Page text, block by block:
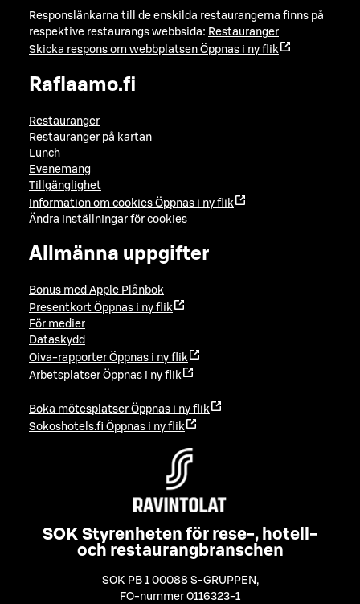
Responslänkarna till de enskilda restaurangerna finns på
respektive restaurangs webbsida: Restauranger
Skicka respons om webbplatsen Öppnas i ny flik
Raflaamo.fi
Restauranger
Restauranger på kartan
Lunch
Evenemang
Tillgänglighet
Information om cookies Öppnas i ny flik
Ändra inställningar för cookies
Allmänna uppgifter
Bonus med Apple Plånbok
Presentkort Öppnas i ny flik
För medier
Dataskydd
Oiva-rapporter Öppnas i ny flik
Arbetsplatser Öppnas i ny flik
Boka mötesplatser Öppnas i ny flik
Sokoshotels.fi Öppnas i ny flik
SOK Styrenheten för rese-, hotell-
och restaurangbranschen
SOK PB 1 00088 S-GRUPPEN ,
FO-nummer 0116323-1